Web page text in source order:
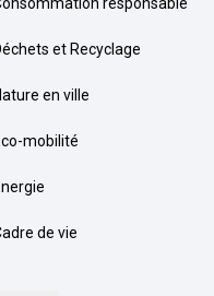
Déchets et Recyclage
Nature en ville
Éco-mobilité
Énergie
Cadre de vie